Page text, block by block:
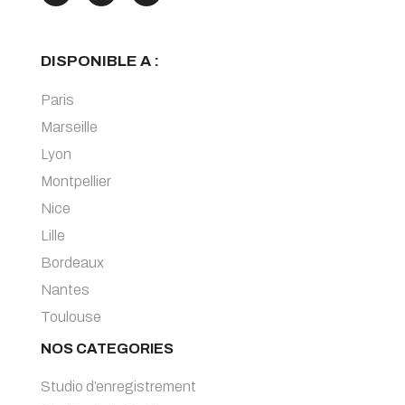
DISPONIBLE A :
Paris
Marseille
Lyon
Montpellier
Nice
Lille
Bordeaux
Nantes
Toulouse
NOS CATEGORIES
Studio d’enregistrement